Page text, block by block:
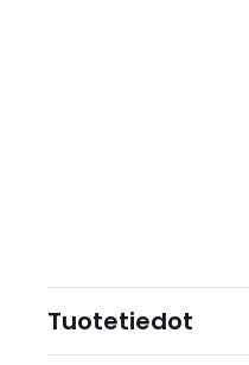
Tuotetiedot